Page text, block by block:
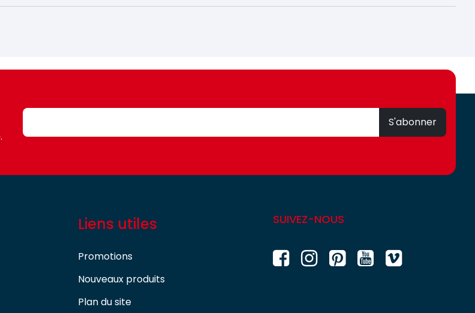
S'abonner
Liens utiles
Promotions
Nouveaux produits
Plan du site
SUIVEZ-NOUS